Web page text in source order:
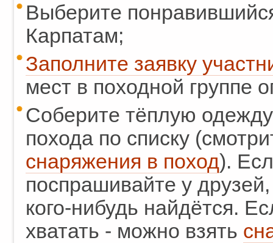
Выберите
Карпатам;
Заполните заявку
мест в походной группе
Соберите тёплую
похода по списку
снаряжения в поход).
поспрашивайте у
кого-нибудь найдётся.
хватать - можно взять